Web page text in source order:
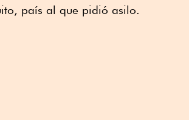
país al que pidió asilo.